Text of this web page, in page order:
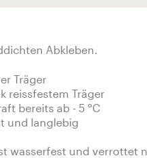
Abkleben.
Träger
reissfestem Träger
bereits ab - 5 °C
und langlebig
wasserfest und verrottet